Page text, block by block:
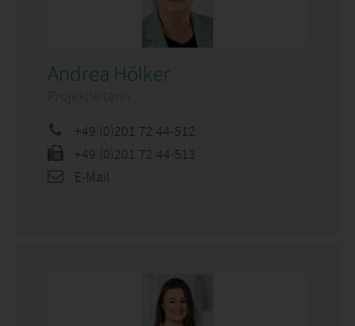
Andrea Hölker
+49 (0)201 72 44-512
+49 (0)201 72 44-513
E-Mail